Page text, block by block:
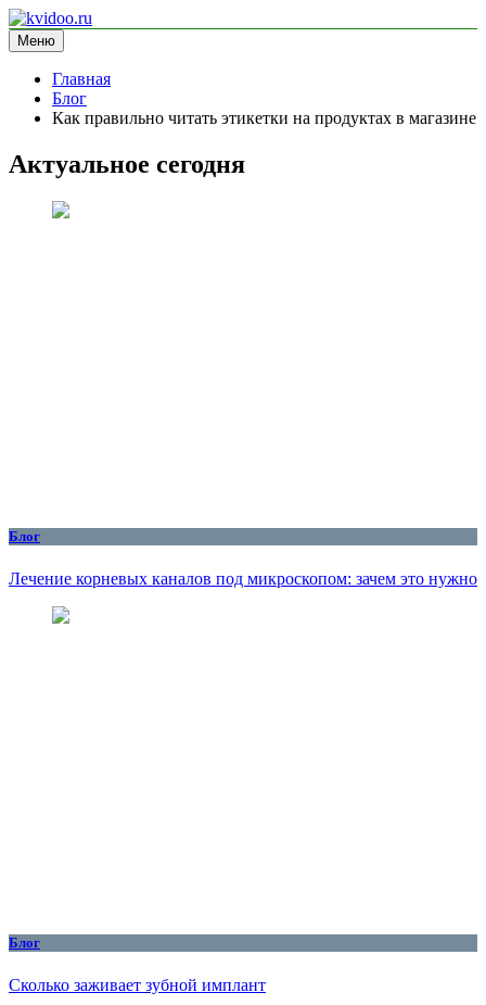
Перейти
к
содержимому
kvidoo.ru
блог про здоровье
Меню
Главная
Блог
Как правильно читать этикетки на продуктах в магазине
Актуальное сегодня
Блог
Лечение корневых каналов под микроскопом: зачем это нужно
Блог
Сколько заживает зубной имплант